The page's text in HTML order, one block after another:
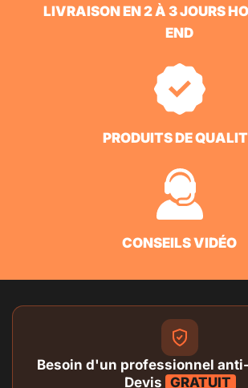
LIVRAISON EN 2 À 3 JOURS
END
PRODUITS DE
CONSEILS VIDÉO
Besoin d'un professionnel
Devis GRATUIT